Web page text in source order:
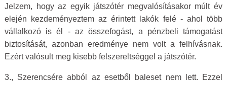
Jelzem, hogy az egyik játszótér megvalósításakor múlt év
elején kezdeményeztem az érintett lakók felé - ahol több
vállalkozó is él - az összefogást, a pénzbeli támogatást
biztosítását, azonban eredménye nem volt a felhívásnak.
Ezért valósult meg kisebb felszereltséggel a játszótér.
3., Szerencsére abból az esetből baleset nem lett. Ezzel